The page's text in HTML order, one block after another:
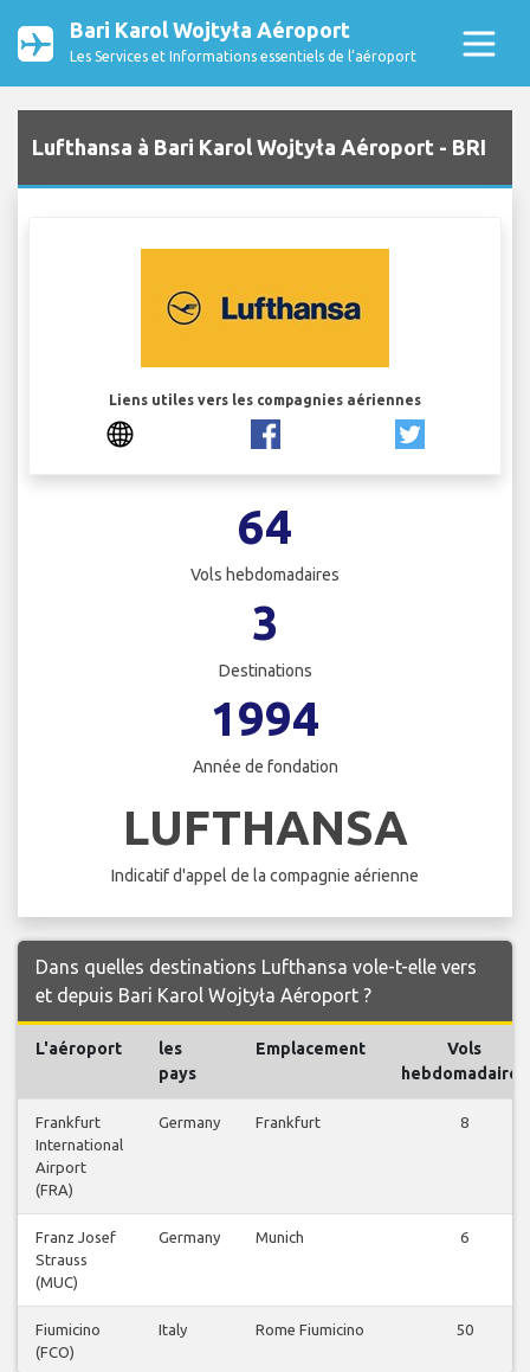
Bari Karol Wojtyła Aéroport
Les Services et Informations essentiels de l’aéroport
Lufthansa à Bari Karol Wojtyła Aéroport - BRI
Liens utiles vers les compagnies aériennes
64
Vols hebdomadaires
3
Destinations
1994
Année de fondation
LUFTHANSA
Indicatif d'appel de la compagnie aérienne
Dans quelles destinations Lufthansa vole-t-elle vers
et depuis Bari Karol Wojtyła Aéroport ?
L'aéroport
les
pays
Emplacement
Vols
hebdomadaires
Frankfurt
International
Airport
(FRA)
Germany Frankfurt 8
Franz Josef
Strauss
(MUC)
Germany Munich 6
Fiumicino
(FCO)
Italy Rome Fiumicino 50